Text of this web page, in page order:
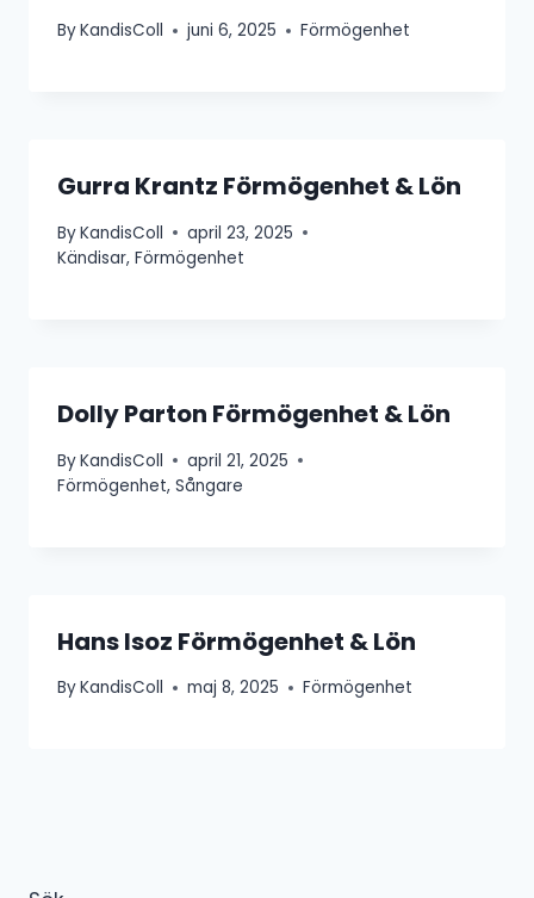
ByKandisColl juni 6, 2025 Förmögenhet
Gurra Krantz Förmögenhet & Lön
ByKandisColl
april 23, 2025
Kändisar, Förmögenhet
Dolly Parton Förmögenhet & Lön
ByKandisColl
april 21, 2025
Förmögenhet, Sångare
Hans Isoz Förmögenhet & Lön
ByKandisColl maj 8, 2025 Förmögenhet